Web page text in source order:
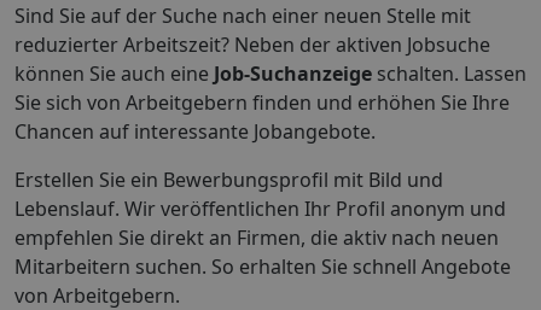
Sind Sie auf der Suche nach einer neuen Stelle mit
reduzierter Arbeitszeit? Neben der aktiven Jobsuche
können Sie auch eine Job-Suchanzeige schalten. Lassen
Sie sich von Arbeitgebern finden und erhöhen Sie Ihre
Chancen auf interessante Jobangebote.
Erstellen Sie ein Bewerbungsprofil mit Bild und
Lebenslauf. Wir veröffentlichen Ihr Profil anonym und
empfehlen Sie direkt an Firmen, die aktiv nach neuen
Mitarbeitern suchen. So erhalten Sie schnell Angebote
von Arbeitgebern.